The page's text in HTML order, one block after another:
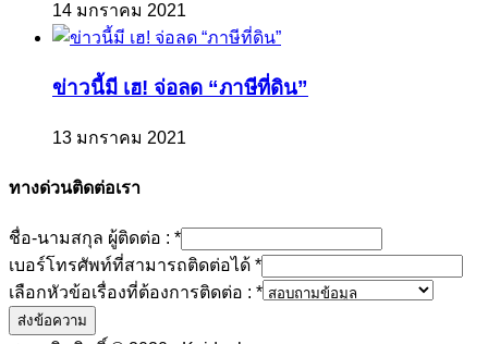
14 มกราคม 2021
ข่าวนี้มี เฮ! จ่อลด “ภาษีที่ดิน”
13 มกราคม 2021
ทางด่วนติดต่อเรา
ชื่อ-นามสกุล ผู้ติดต่อ : *
เบอร์โทรศัพท์ที่สามารถติดต่อได้ *
เลือกหัวข้อเรื่องที่ต้องการติดต่อ : *
ส่งข้อความ